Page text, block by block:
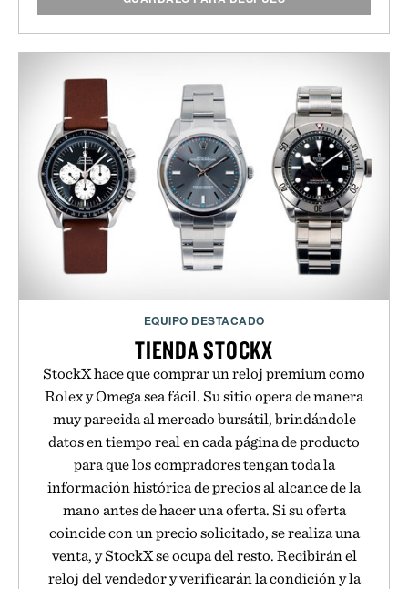
EQUIPO DESTACADO
TIENDA STOCKX
StockX hace que comprar un reloj premium como
Rolex y Omega sea fácil. Su sitio opera de manera
muy parecida al mercado bursátil, brindándole
datos en tiempo real en cada página de producto
para que los compradores tengan toda la
información histórica de precios al alcance de la
mano antes de hacer una oferta. Si su oferta
coincide con un precio solicitado, se realiza una
venta, y StockX se ocupa del resto. Recibirán el
reloj del vendedor y verificarán la condición y la